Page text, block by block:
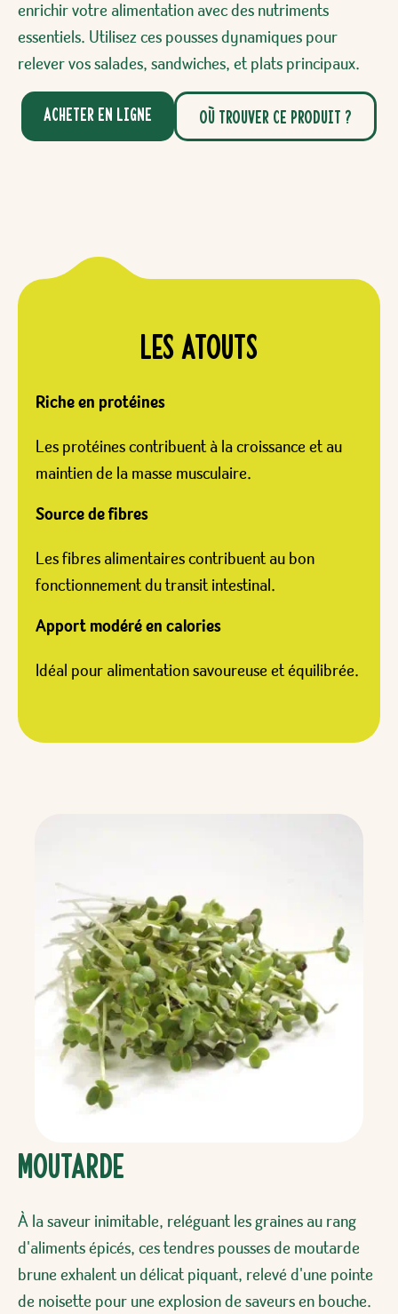
enrichir votre alimentation avec des nutriments
essentiels. Utilisez ces pousses dynamiques pour
relever vos salades, sandwiches, et plats principaux.
Acheter en ligne Où trouver ce produit ?
Les ATOUTs
Riche en protéines
Les protéines contribuent à la croissance et au
maintien de la masse musculaire.
Source de fibres
Les fibres alimentaires contribuent au bon
fonctionnement du transit intestinal.
Apport modéré en calories
Idéal pour alimentation savoureuse et équilibrée.
Moutarde
À la saveur inimitable, reléguant les graines au rang
d'aliments épicés, ces tendres pousses de moutarde
brune exhalent un délicat piquant, relevé d'une pointe
de noisette pour une explosion de saveurs en bouche.